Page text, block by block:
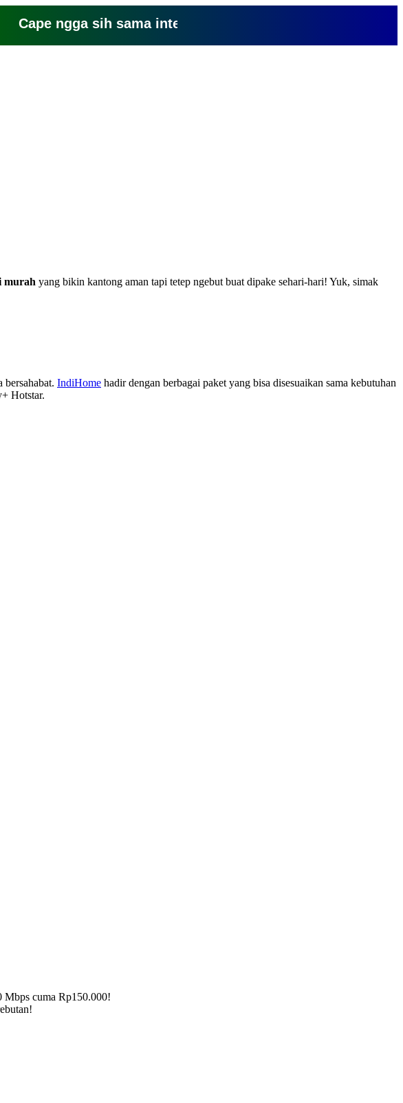
ngga sih sama internet yang lemot? coba pake yang
murah yang bikin kantong aman tapi tetep ngebut buat dipake sehari-hari! Yuk, simak
IndiHome hadir dengan berbagai paket yang bisa disesuaikan sama kebutuhan
Hotstar.
Mbps cuma Rp150.000!